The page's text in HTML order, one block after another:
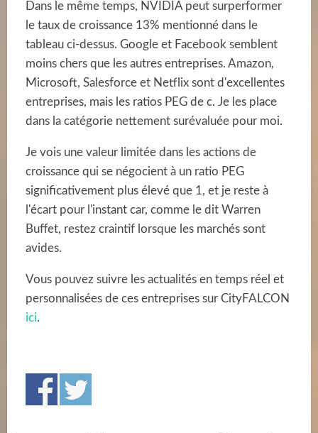
Dans le même temps, NVIDIA peut surperformer
le taux de croissance 13% mentionné dans le
tableau ci-dessus. Google et Facebook semblent
moins chers que les autres entreprises. Amazon,
Microsoft, Salesforce et Netflix sont d'excellentes
entreprises, mais les ratios PEG de c. Je les place
dans la catégorie nettement surévaluée pour moi.
Je vois une valeur limitée dans les actions de
croissance qui se négocient à un ratio PEG
significativement plus élevé que 1, et je reste à
l'écart pour l'instant car, comme le dit Warren
Buffet, restez craintif lorsque les marchés sont
avides.
Vous pouvez suivre les actualités en temps réel et
personnalisées de ces entreprises sur CityFALCON
ici.